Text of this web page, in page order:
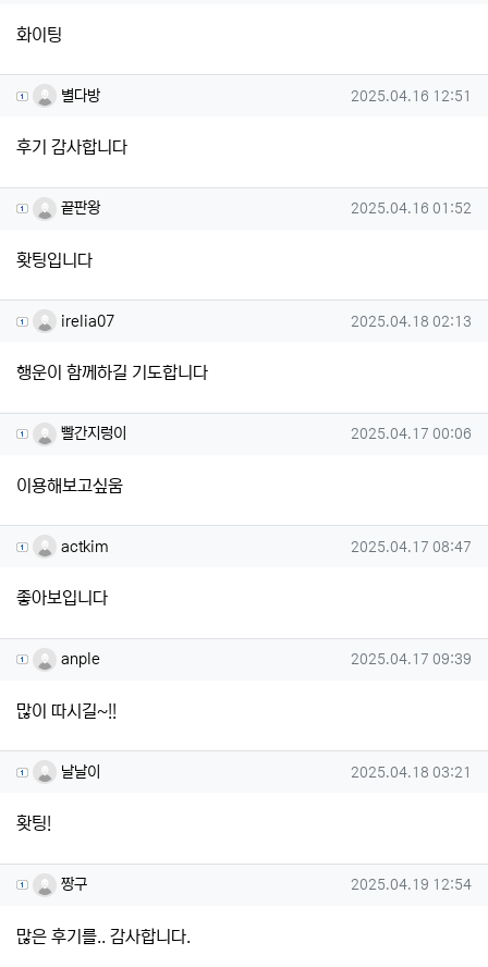
화이팅
별다방님의 댓글
별다방 작성일
2025.04.16 12:51
후기 감사합니다
끝판왕님의 댓글
끝판왕 작성일
2025.04.16 01:52
홧팅입니다
irelia07님의 댓글
irelia07 작성일
2025.04.18 02:13
행운이 함께하길 기도합니다
빨간지렁이님의 댓글
빨간지렁이 작성일
2025.04.17 00:06
이용해보고싶움
actkim님의 댓글
actkim 작성일
2025.04.17 08:47
좋아보입니다
anple님의 댓글
anple 작성일
2025.04.17 09:39
많이 따시길~!!
날날이님의 댓글
날날이 작성일
2025.04.18 03:21
홧팅!
짱구님의 댓글
짱구 작성일
2025.04.19 12:54
많은 후기를.. 감사합니다.